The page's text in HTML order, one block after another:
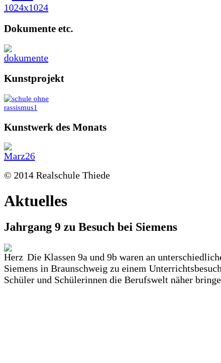
Dokumente etc.
Kunstprojekt
Kunstwerk des Monats
© 2014 Realschule Thiede
Aktuelles
Jahrgang 9 zu Besuch bei Siemens
Die Klassen 9a und 9b waren an
Siemens in Braunschweig zu einem
Schüler und Schülerinnen die Berufswelt näher